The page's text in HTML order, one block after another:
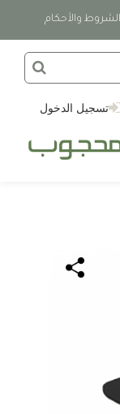
والأحكام
تسجيل الدخول